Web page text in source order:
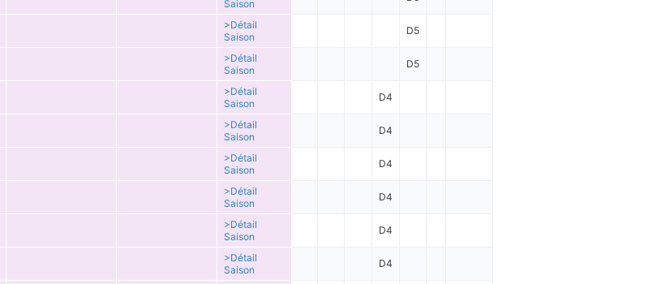
Saison
>Détail
Saison
D5
>Détail
Saison
D5
>Détail
Saison
D4
>Détail
Saison
D4
>Détail
Saison
D4
>Détail
Saison
D4
>Détail
Saison
D4
>Détail
Saison
D4